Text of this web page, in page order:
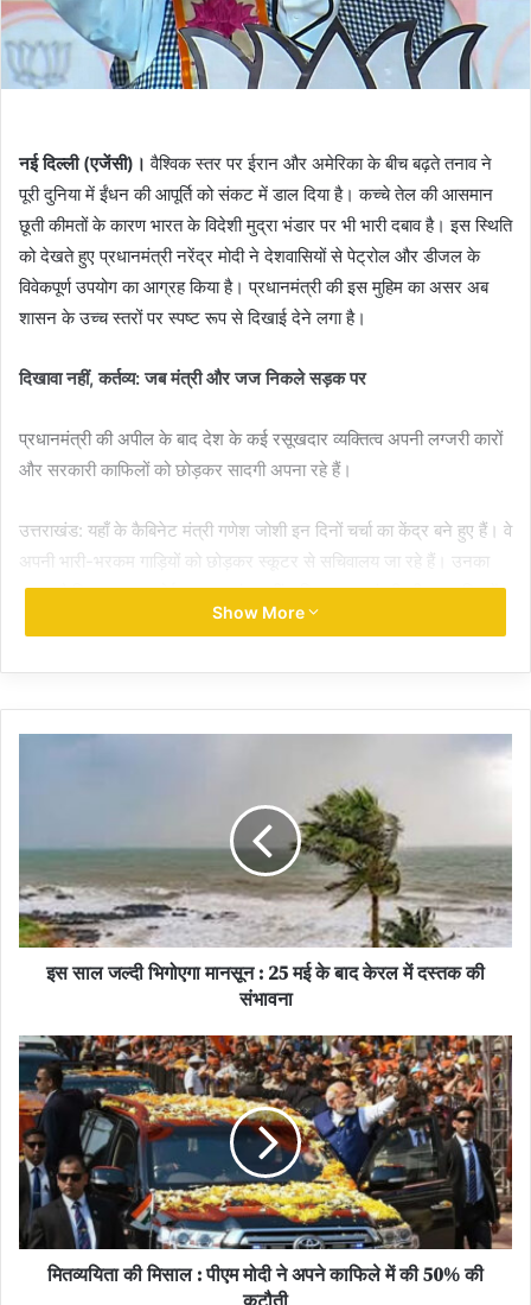
नई दिल्ली (एजेंसी)। वैश्विक स्तर पर ईरान और अमेरिका के बीच बढ़ते तनाव ने
पूरी दुनिया में ईंधन की आपूर्ति को संकट में डाल दिया है। कच्चे तेल की आसमान
छूती कीमतों के कारण भारत के विदेशी मुद्रा भंडार पर भी भारी दबाव है। इस स्थिति
को देखते हुए प्रधानमंत्री नरेंद्र मोदी ने देशवासियों से पेट्रोल और डीजल के
विवेकपूर्ण उपयोग का आग्रह किया है। प्रधानमंत्री की इस मुहिम का असर अब
शासन के उच्च स्तरों पर स्पष्ट रूप से दिखाई देने लगा है।
दिखावा नहीं, कर्तव्य: जब मंत्री और जज निकले सड़क पर
प्रधानमंत्री की अपील के बाद देश के कई रसूखदार व्यक्तित्व अपनी लग्जरी कारों
और सरकारी काफिलों को छोड़कर सादगी अपना रहे हैं।
उत्तराखंड: यहाँ के कैबिनेट मंत्री गणेश जोशी इन दिनों चर्चा का केंद्र बने हुए हैं। वे
अपनी भारी-भरकम गाड़ियों को छोड़कर स्कूटर से सचिवालय जा रहे हैं। उनका
कहना है कि यह मात्र कोई प्रचार स्टंट नहीं, बल्कि प्रधानमंत्री की राष्ट्रहित में
हाई कोर्ट के जस्टिस द्वारकाधीश बंसल अपनी कार छोड़कर साइकिल से कोर्ट
दिल्ली सरकार का बड़ा निर्णय: अब गाड़ियों का होगा ‘कारपूल’
राजधानी में मुख्यमंत्री रेखा गुप्ता ने ईंधन संरक्षण की दिशा में कड़े कदम उठाए हैं।
उन्होंने मंत्रियों और विधायकों के लिए उपलब्ध सरकारी वाहनों की संख्या में कटौती
करने का आदेश दिया है। मुख्यमंत्री ने स्पष्ट किया कि सभी जनप्रतिनिधि और
अधिकारी अब निजी वाहनों के बजाय पब्लिक ट्रांसपोर्ट या कारपूलिंग को वरीयता
देंगे, ताकि कम से कम तेल खर्च हो।
उत्तर प्रदेश और मध्य प्रदेश: काफिले हुए छोटे
यूपी में 50% कटौती: मुख्यमंत्री योगी आदित्यनाथ ने एक कड़ा निर्देश जारी करते
हुए मुख्यमंत्री और अन्य मंत्रियों के काफिले में गाड़ियों की संख्या को तत्काल प्रभाव
से 50 प्रतिशत कम करने का आदेश दिया है। इसके साथ ही, उन्होंने प्रदेश में
‘वर्क फ्रॉम होम’ और पीएनजी (PNG) के उपयोग को बढ़ावा देने की बात कही है।
एमपी में मोहन यादव का एक्शन: मुख्यमंत्री मोहन यादव ने भी अपने सुरक्षा काफिले
को 13 गाड़ियों से घटाकर मात्र 8 कर दिया है। उन्होंने अपने मंत्रियों को भी कम
Show More
इस साल जल्दी भिगोएगा मानसून : 25 मई के बाद केरल में दस्तक की
संभावना
मितव्ययिता की मिसाल : पीएम मोदी ने अपने काफिले में की 50% की